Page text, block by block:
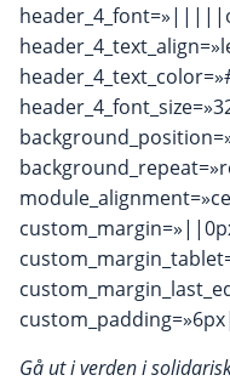
Gå ut i verden i